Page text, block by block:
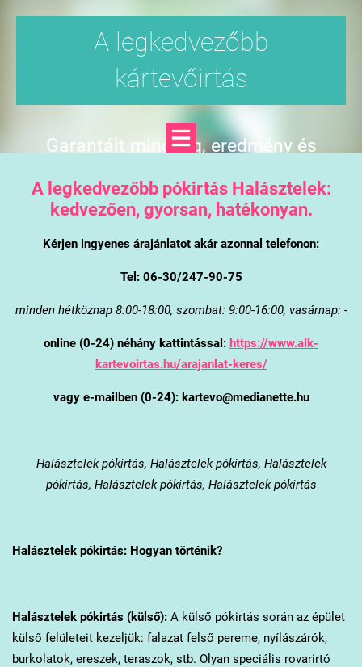
A legkedvezőbb
kártevőirtás
Garantált minőség, eredmény és
A legkedvezőbb pókirtás Halásztelek:
kedvezően, gyorsan, hatékonyan.
Kérjen ingyenes árajánlatot akár azonnal telefonon:
Tel: 06-30/247-90-75
minden hétköznap 8:00-18:00, szombat: 9:00-16:00, vasárnap: -
online (0-24) néhány kattintással: https://www.alk-
kartevoirtas.hu/arajanlat-keres/
vagy e-mailben (0-24): kartevo@medianette.hu
Halásztelekpókirtás, Halásztelek pókirtás, Halásztelek
pókirtás, Halásztelek pókirtás, Halásztelek pókirtás
Halásztelekpókirtás: Hogyan történik?
Halásztelekpókirtás (külső):A külső pókirtás során az épület
külső felületeit kezeljük: falazat felső pereme, nyílászárók,
burkolatok, ereszek, teraszok, stb. Olyan speciális rovarirtó